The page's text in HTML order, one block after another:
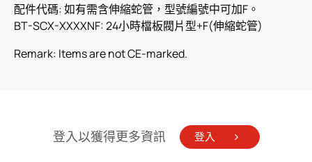
配件代碼: 如有需含伸縮蛇管，型號編號中可加F。
BT-SCX-XXXXNF: 24小時檔板閥片型+F(伸縮蛇管)
Remark: Items are not CE-marked.
登入以獲得更多資訊 登入